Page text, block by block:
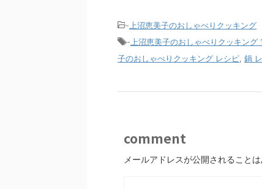
- 上沼恵美子のおしゃべりクッキング
- 上沼恵美子のおしゃべりクッキング
子のおしゃべりクッキング レシピ 鍋
comment
メールアドレスが公開されることは